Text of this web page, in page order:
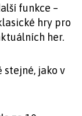
funkce –
hry pro
her.
stejné, jako v